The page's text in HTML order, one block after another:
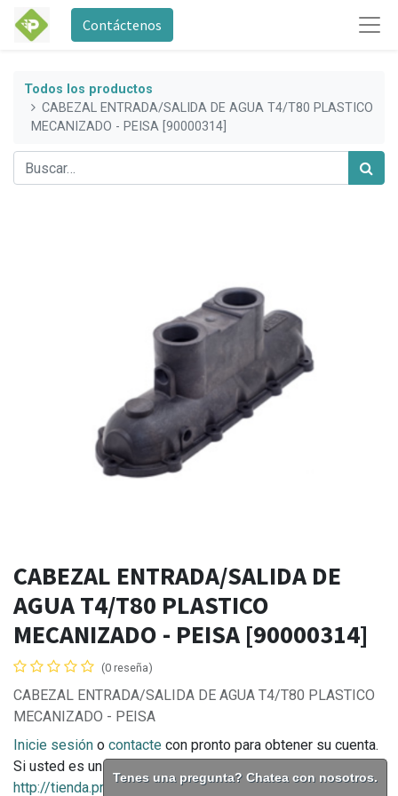
Contáctenos
Todos los productos
CABEZAL ENTRADA/SALIDA DE AGUA T4/T80 PLASTICO
MECANIZADO - PEISA [90000314]
CABEZAL ENTRADA/SALIDA DE
AGUA T4/T80 PLASTICO
MECANIZADO - PEISA [90000314]
(0 reseña)
CABEZAL ENTRADA/SALIDA DE AGUA T4/T80 PLASTICO
MECANIZADO - PEISA
Inicie sesión o contacte con pronto para obtener su cuenta.
Si usted es un consumidor final puede comprar en
http://tienda.prontodistribuidora.com.ar
Tenes una pregunta? Chatea con nosotros.